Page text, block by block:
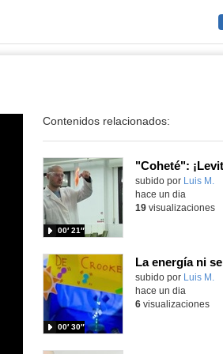
Contenidos relacionados:
Contenido educativo.
subido por Luis M.
00′ 21″
hace un dia
19visualizaciones
Contenido educativo.
subido por Luis M.
00′ 30″
hace un dia
6visualizaciones